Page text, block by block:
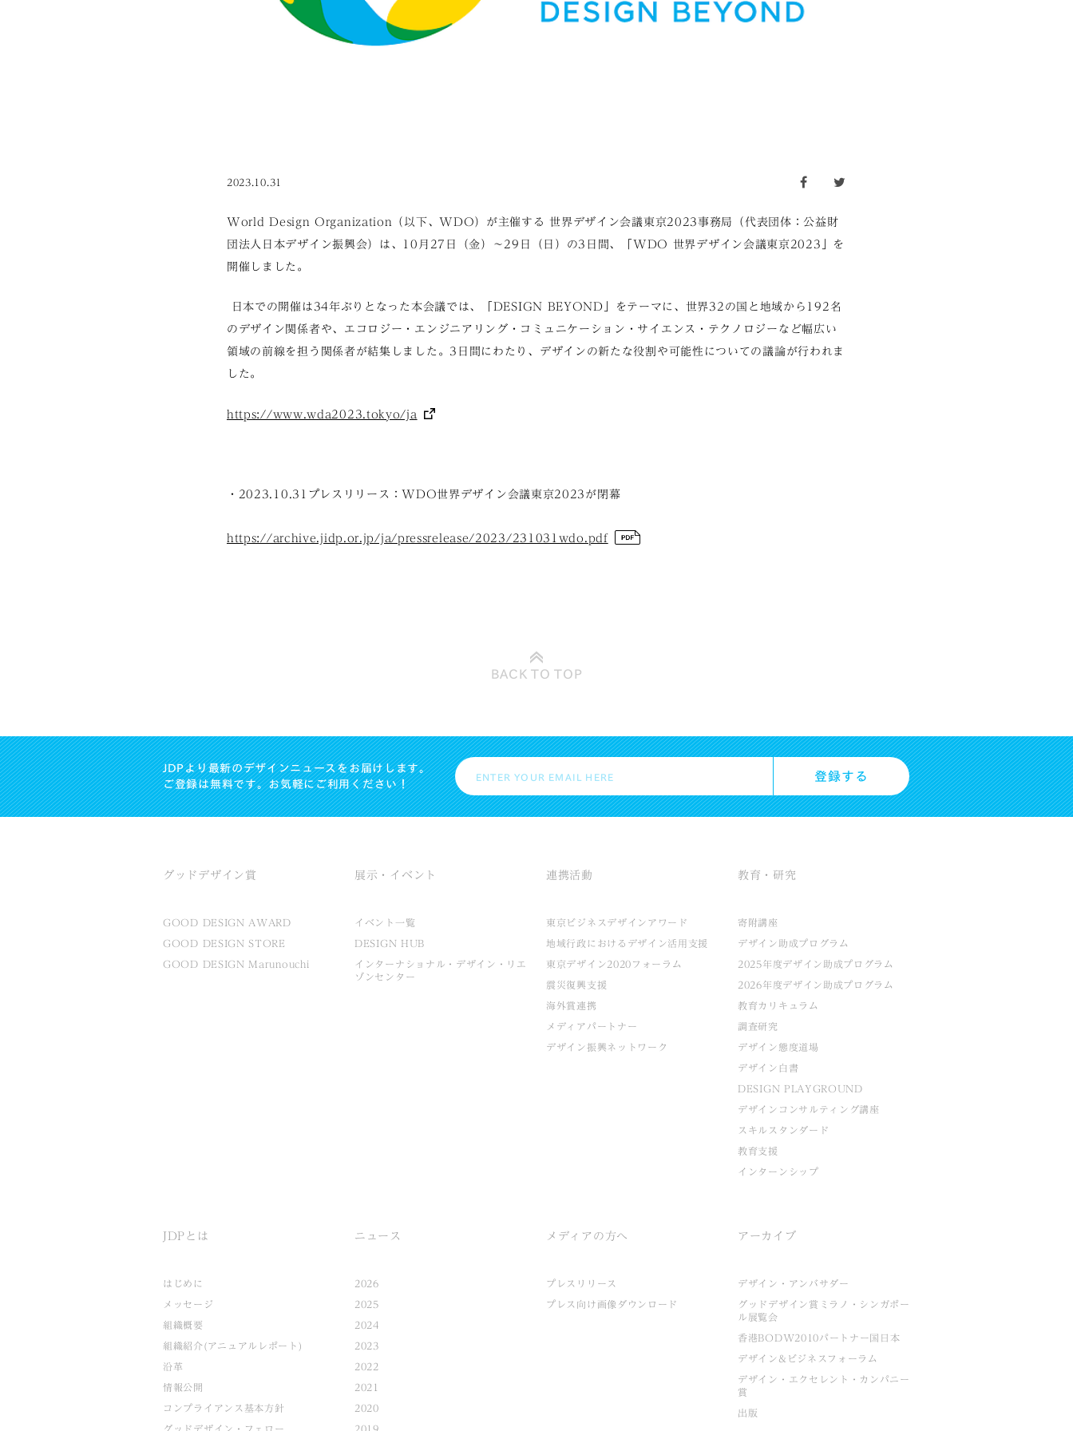
2023.10.31 facebook
World Design Organization（以下、WDO）が主催する 世界デザイン会議東京2023事務局（代表団体：公益財
団法人日本デザイン振興会）は、10月27日（金）〜29日（日）の3日間、「WDO 世界デザイン会議東京2023」を
開催しました。
日本での開催は34年ぶりとなった本会議では、「DESIGN BEYOND」をテーマに、世界32の国と地域から192名
のデザイン関係者や、エコロジー・エンジニアリング・コミュニケーション・サイエンス・テクノロジーなど幅広い
領域の前線を担う関係者が結集しました。3日間にわたり、デザインの新たな役割や可能性についての議論が行われま
した。
https://www.wda2023.tokyo/ja
・2023.10.31プレスリリース：WDO世界デザイン会議東京2023が閉幕
https://archive.jidp.or.jp/ja/pressrelease/2023/231031wdo.pdf
BACK TOTOP
JDPより最新のデザインニュースをお届けします。
ご登録は無料です。お気軽にご利用ください！
グッドデザイン賞
GOOD DESIGN AWARD
GOOD DESIGN STORE
GOOD DESIGN Marunouchi
展示・イベント
イベント一覧
DESIGN HUB
インターナショナル・デザイン・リエ
ゾンセンター
連携活動
東京ビジネスデザインアワード
地域行政におけるデザイン活用支援
東京デザイン2020フォーラム
震災復興支援
海外賞連携
メディアパートナー
デザイン振興ネットワーク
教育・研究
寄附講座
デザイン助成プログラム
2025年度デザイン助成プログラム
2026年度デザイン助成プログラム
教育カリキュラム
調査研究
デザイン態度道場
デザイン白書
DESIGN PLAYGROUND
デザインコンサルティング講座
スキルスタンダード
教育支援
インターンシップ
JDPとは
はじめに
メッセージ
組織概要
組織紹介(アニュアルレポート)
沿革
情報公開
コンプライアンス基本方針
グッドデザイン・フェロー
ニュース
2026
2025
2024
2023
2022
2021
2020
2019
メディアの方へ
プレスリリース
プレス向け画像ダウンロード
アーカイブ
デザイン・アンバサダー
グッドデザイン賞ミラノ・シンガポー
ル展覧会
香港BODW2010パートナー国日本
デザイン&ビジネスフォーラム
デザイン・エクセレント・カンパニー
賞
出版